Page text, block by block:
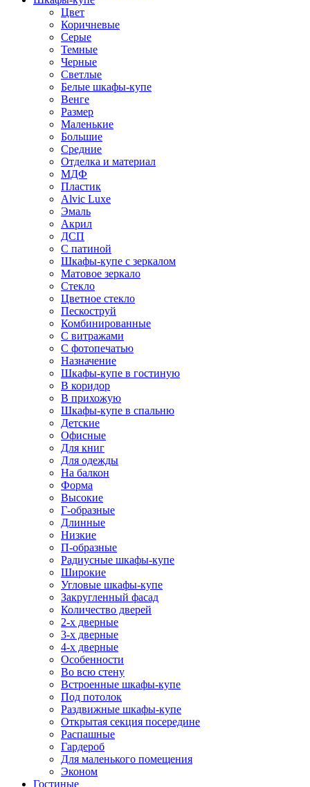
Цвет
Коричневые
Серые
Темные
Черные
Светлые
Белые шкафы-купе
Венге
Размер
Маленькие
Большие
Средние
Отделка и материал
МДФ
Пластик
Alvic Luxe
Эмаль
Акрил
ДСП
С патиной
Шкафы-купе с зеркалом
Матовое зеркало
Стекло
Цветное стекло
Пескоструй
Комбинированные
С витражами
С фотопечатью
Назначение
Шкафы-купе в гостиную
В коридор
В прихожую
Шкафы-купе в спальню
Детские
Офисные
Для книг
Для одежды
На балкон
Форма
Высокие
Г-образные
Длинные
Низкие
П-образные
Радиусные шкафы-купе
Широкие
Угловые шкафы-купе
Закругленный фасад
Количество дверей
2-х дверные
3-х дверные
4-х дверные
Особенности
Во всю стену
Встроенные шкафы-купе
Под потолок
Раздвижные шкафы-купе
Открытая секция посередине
Распашные
Гардероб
Для маленького помещения
Эконом
Гостиные